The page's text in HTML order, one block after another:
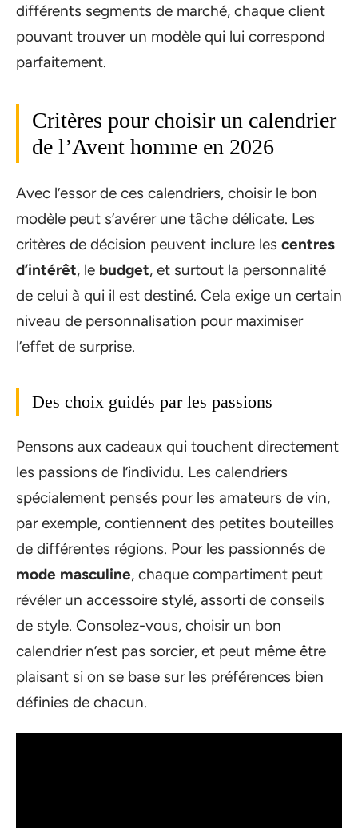
différents segments de marché, chaque client
pouvant trouver un modèle qui lui correspond
parfaitement.
Critères pour choisir un calendrier
de l’Avent homme en 2026
Avec l’essor de ces calendriers, choisir le bon
modèle peut s’avérer une tâche délicate. Les
critères de décision peuvent inclure les centres
d’intérêt, le budget, et surtout la personnalité
de celui à qui il est destiné. Cela exige un certain
niveau de personnalisation pour maximiser
l’effet de surprise.
Des choix guidés par les passions
Pensons aux cadeaux qui touchent directement
les passions de l’individu. Les calendriers
spécialement pensés pour les amateurs de vin,
par exemple, contiennent des petites bouteilles
de différentes régions. Pour les passionnés de
mode masculine, chaque compartiment peut
révéler un accessoire stylé, assorti de conseils
de style. Consolez-vous, choisir un bon
calendrier n’est pas sorcier, et peut même être
plaisant si on se base sur les préférences bien
définies de chacun.